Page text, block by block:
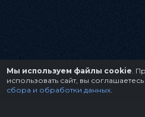
Мы используем файлы cookie .
использовать сайт, вы соглашаетесь
сбора и обработки данных